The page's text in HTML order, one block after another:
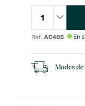
Ref. AC405 En
Modes